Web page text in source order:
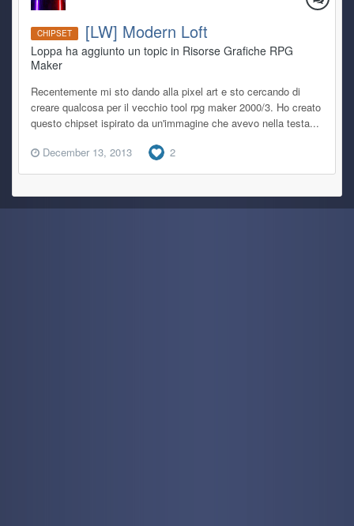
CHIPSET [LW] Modern Loft
Loppa ha aggiunto un topic in Risorse Grafiche RPG
Maker
Recentemente mi sto dando alla pixel art e sto cercando di
creare qualcosa per il vecchio tool rpg maker 2000/3. Ho creato
questo chipset ispirato da un'immagine che avevo nella testa...
December 13, 2013
2